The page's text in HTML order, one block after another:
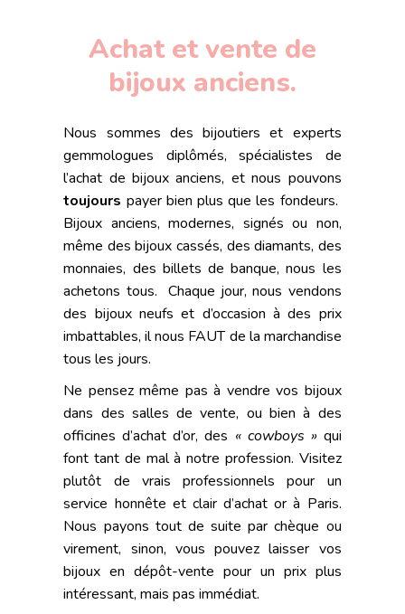
Achat et vente de
bijoux anciens.
Nous sommes des bijoutiers et experts
gemmologues diplômés, spécialistes de
l’achat de bijoux anciens, et nous pouvons
toujours payer bien plus que les fondeurs.
Bijoux anciens, modernes, signés ou non,
même des bijoux cassés, des diamants, des
monnaies, des billets de banque, nous les
achetons tous. Chaque jour, nous vendons
des bijoux neufs et d’occasion à des prix
imbattables, il nous FAUT de la marchandise
tous les jours.
Ne pensez même pas à vendre vos bijoux
dans des salles de vente, ou bien à des
officines d’achat d’or, des « cowboys »qui
font tant de mal à notre profession. Visitez
plutôt de vrais professionnels pour un
service honnête et clair d’achat or à Paris.
Nous payons tout de suite par chèque ou
virement, sinon, vous pouvez laisser vos
bijoux en dépôt-vente pour un prix plus
intéressant, mais pas immédiat.